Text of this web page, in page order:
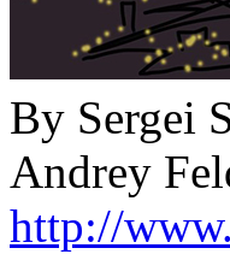
By Sergei
Andrey
http://